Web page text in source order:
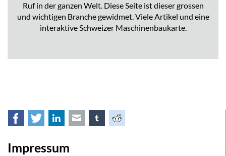
Ruf in der ganzen Welt. Diese Seite ist dieser grossen
und wichtigen Branche gewidmet. Viele Artikel und eine
interaktive Schweizer Maschinenbaukarte.
Facebook
TwitterLinkedInE-mail tumblrReddit
Impressum